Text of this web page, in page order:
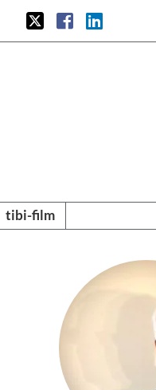
tibi-film